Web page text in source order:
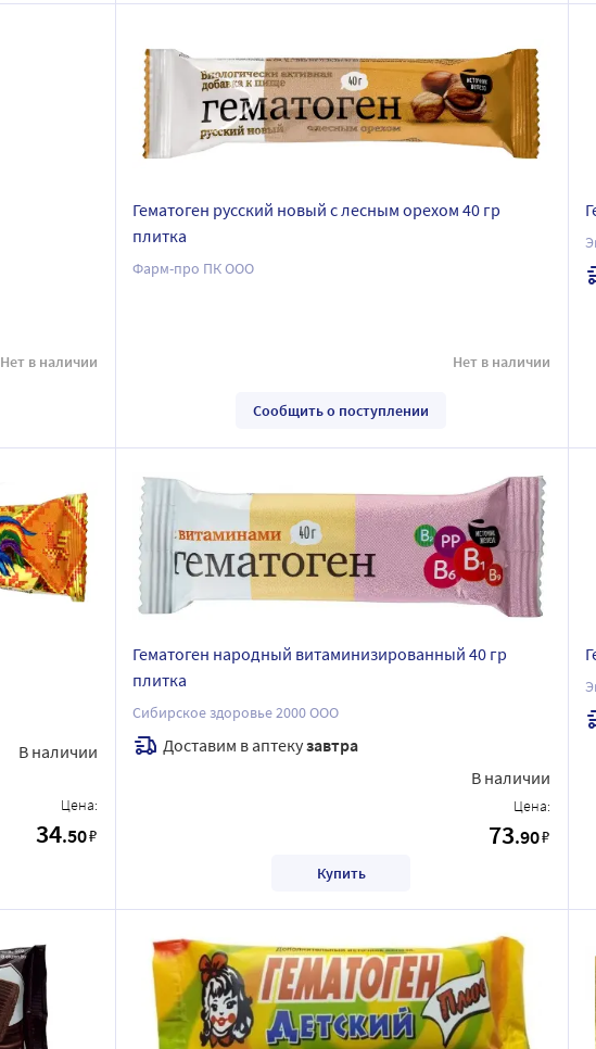
Нет в наличии
Гематоген русский новый с лесным орехом 40 гр
плитка
Фарм-про ПК ООО
Нет в наличии
Сообщить о поступлении
В наличии
Цена:
34.50₽
Гематоген народный витаминизированный 40 гр
плитка
Сибирское здоровье 2000 ООО
Доставим в аптекузавтра
В наличии
Цена:
73.90₽
Купить